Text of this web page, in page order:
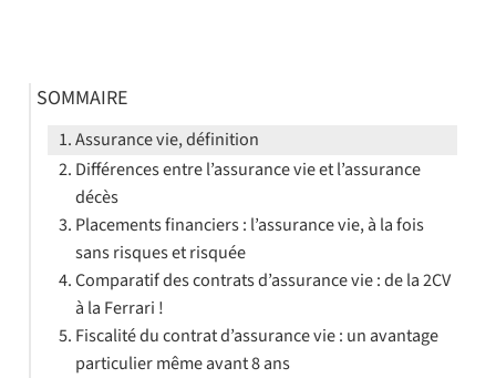
SOMMAIRE
Assurance vie, définition
Différences entre l’assurance vie et l’assurance
décès
Placements financiers : l’assurance vie, à la fois
sans risques et risquée
Comparatif des contrats d’assurance vie : de la 2CV
à la Ferrari !
Fiscalité du contrat d’assurance vie : un avantage
particulier même avant 8 ans